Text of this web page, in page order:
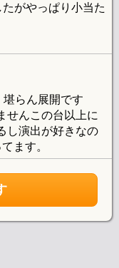
がやっぱり小当た
らん展開です
せんこの台以上に
し演出が好きなの
ます。